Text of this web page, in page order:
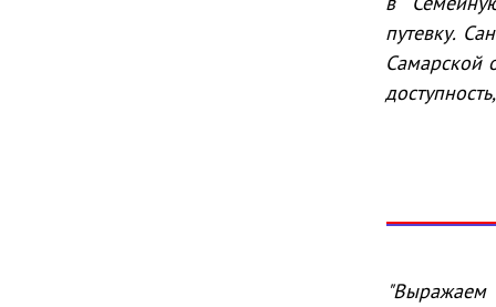
путевку.
Самарской